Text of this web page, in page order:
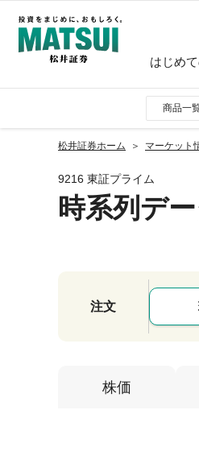
はじめ
商品一
松井証券ホーム マーケット
9216 東証プライム
時系列デ
注文
株価